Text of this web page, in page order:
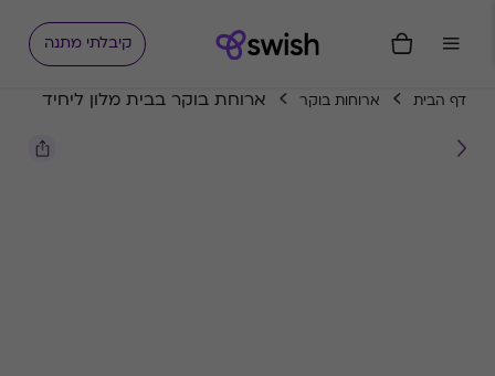
קיבלתי מתנה
דף הבית ארוחות בוקר ארוחת בוקר בבית מלון ליחיד